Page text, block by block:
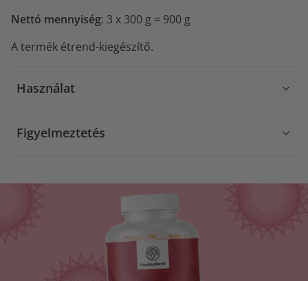
Nettó mennyiség: 3 x 300 g = 900 g
A termék étrend-kiegészítő.
Használat
Figyelmeztetés